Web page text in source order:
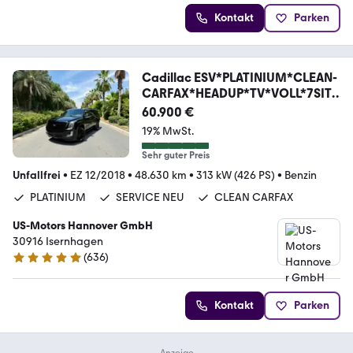
Kontakt Parken
Cadillac ESV*PLATINIUM*CLEAN-
CARFAX*HEADUP*TV*VOLL*7SITZ
E
60.900 €
19% MwSt.
Sehr guter Preis
Unfallfrei • EZ 12/2018• 48.630 km • 313 kW (426 PS) • Benzin
PLATINIUM
SERVICE NEU CLEAN CARFAX
US-Motors Hannover GmbH
30916 Isernhagen
4.8 Sterne
(636)
Kontakt Parken